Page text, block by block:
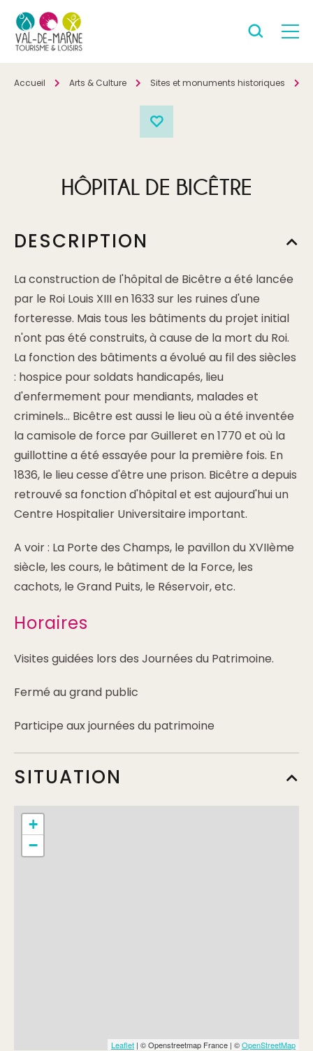
Accueil Arts & Culture Sites et monuments historiques
HÔPITAL DE BICÊTRE
DESCRIPTION
La construction de l'hôpital de Bicêtre a été lancée
par le Roi Louis XIII en 1633 sur les ruines d'une
forteresse. Mais tous les bâtiments du projet initial
n'ont pas été construits, à cause de la mort du Roi.
La fonction des bâtiments a évolué au fil des siècles
: hospice pour soldats handicapés, lieu
d'enfermement pour mendiants, malades et
criminels... Bicêtre est aussi le lieu où a été inventée
la camisole de force par Guilleret en 1770 et où la
guillottine a été essayée pour la première fois. En
1836, le lieu cesse d'être une prison. Bicêtre a depuis
retrouvé sa fonction d'hôpital et est aujourd'hui un
Centre Hospitalier Universitaire important.
A voir : La Porte des Champs, le pavillon du XVIIème
siècle, les cours, le bâtiment de la Force, les
cachots, le Grand Puits, le Réservoir, etc.
Horaires
Visites guidées lors des Journées du Patrimoine.
Fermé au grand public
Participe aux journées du patrimoine
SITUATION
+
−
Leaflet | © Openstreetmap France | ©OpenStreetMap